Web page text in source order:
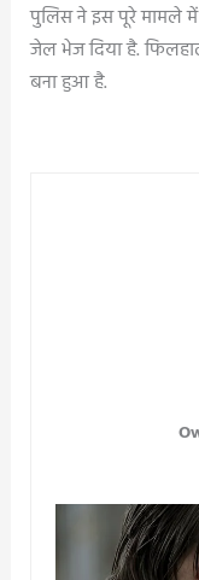
पुलिस ने इस पूरे मामले में
जेल भेज दिया है.
बना हुआ है.